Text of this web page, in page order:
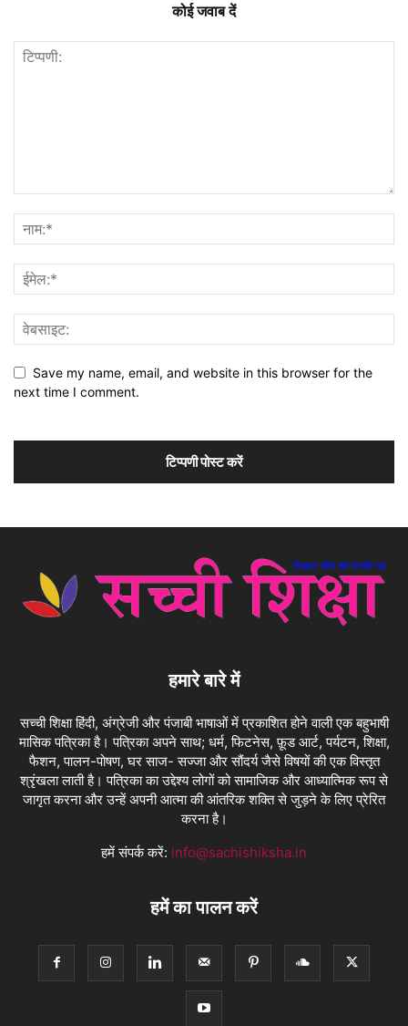
कोई जवाब दें
Save my name, email, and website in this browser for the
next time I comment.
हमारे बारे में
सच्ची शिक्षा हिंदी, अंग्रेजी और पंजाबी भाषाओं में प्रकाशित होने वाली एक बहुभाषी
मासिक पत्रिका है। पत्रिका अपने साथ; धर्म, फिटनेस, फ़ूड आर्ट, पर्यटन, शिक्षा,
फैशन, पालन-पोषण, घर साज- सज्जा और सौंदर्य जैसे विषयों की एक विस्तृत
श्रृंखला लाती है। पत्रिका का उद्देश्य लोगों को सामाजिक और आध्यात्मिक रूप से
जागृत करना और उन्हें अपनी आत्मा की आंतरिक शक्ति से जुड़ने के लिए प्रेरित
करना है।
हमें संपर्क करें: info@sachishiksha.in
हमें का पालन करें